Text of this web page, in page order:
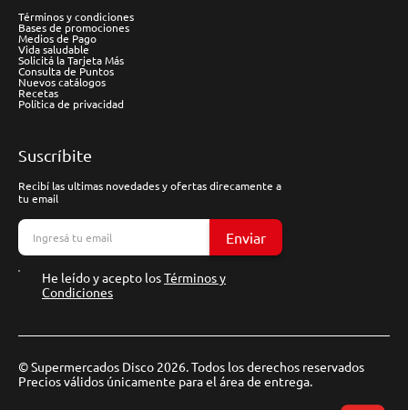
Términos y condiciones
Bases de promociones
Medios de Pago
Vida saludable
Solicitá la Tarjeta Más
Consulta de Puntos
Nuevos catálogos
Recetas
Política de privacidad
Suscríbite
Recibí las ultimas novedades y ofertas direcamente a
tu email
Enviar
He leído y acepto losTérminos y
Condiciones
© Supermercados Disco 2026. Todos los derechos reservados
Precios válidos únicamente para el área de entrega.